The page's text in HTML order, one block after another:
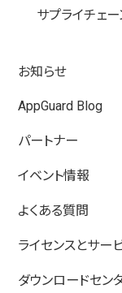
サプライチェ
お知らせ
AppGuard Blog
パートナー
イベント情報
よくある質問
ライセンスとサー
ダウンロードセン